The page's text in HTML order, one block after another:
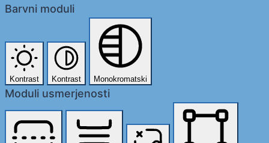
Barvni moduli
Kontrast Kontrast Monokromatski
Moduli usmerjenosti